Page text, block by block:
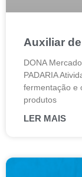
Auxiliar
DONA
PADARIA
fermentação e
produtos
LER MAIS